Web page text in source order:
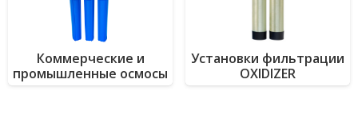
Коммерческие и
промышленные осмосы
Установки фильтрации
OXIDIZER